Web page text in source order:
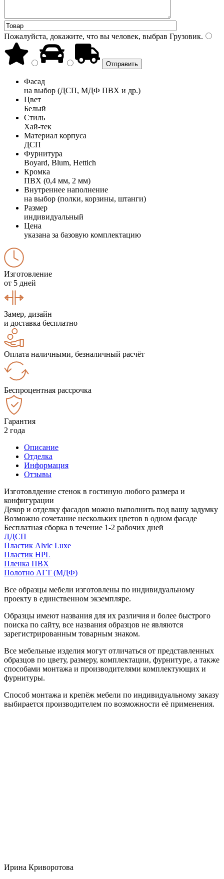
Пожалуйста, докажите, что вы человек, выбрав Грузовик.
Фасад
на выбор (ДСП, МДФ ПВХ и др.)
Цвет
Белый
Стиль
Хай-тек
Материал корпуса
ДСП
Фурнитура
Boyard, Blum, Hettich
Кромка
ПВХ (0,4 мм, 2 мм)
Внутреннее наполнение
на выбор (полки, корзины, штанги)
Размер
индивидуальный
Цена
указана за базовую комплектацию
Изготовление
от 5 дней
Замер, дизайн
и доставка бесплатно
Оплата наличными, безналичный расчёт
Беспроцентная рассрочка
Гарантия
2 года
Описание
Отделка
Информация
Отзывы
Изготовлдение стенок в гостиную любого размера и
конфигурации
Декор и отделку фасадов можно выполнить под вашу задумку
Возможно сочетание нескольких цветов в одном фасаде
Бесплатная сборка в течение 1-2 рабочих дней
ЛДСП
Пластик Alvic Luxe
Пластик HPL
Пленка ПВХ
Полотно АГТ (МДФ)
Все образцы мебели изготовлены по индивидуальному
проекту в единственном экземпляре.
Образцы имеют названия для их различия и более быстрого
поиска по сайту, все названия образцов не являются
зарегистрированным товарным знаком.
Все мебельные изделия могут отличаться от представленных
образцов по цвету, размеру, комплектации, фурнитуре, а также
способами монтажа и производителями комплектующих и
фурнитуры.
Способ монтажа и крепёж мебели по индивидуальному заказу
выбирается производителем по возможности её применения.
Ирина Криворотова